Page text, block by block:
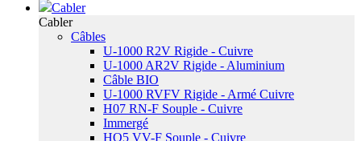
Cabler
Cabler
Câbles
U-1000 R2V Rigide - Cuivre
U-1000 AR2V Rigide - Aluminium
Câble BIO
U-1000 RVFV Rigide - Armé Cuivre
H07 RN-F Souple - Cuivre
Immergé
HO5 VV-F Souple - Cuivre